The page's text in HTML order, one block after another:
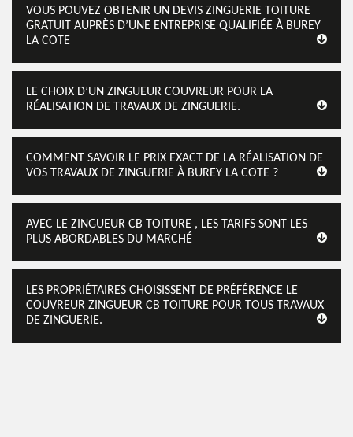
VOUS POUVEZ OBTENIR UN DEVIS ZINGUERIE TOITURE
GRATUIT AUPRÈS D’UNE ENTREPRISE QUALIFIÉE À BUREY
LA COTE
LE CHOIX D’UN ZINGUEUR COUVREUR POUR LA
RÉALISATION DE TRAVAUX DE ZINGUERIE.
COMMENT SAVOIR LE PRIX EXACT DE LA RÉALISATION DE
VOS TRAVAUX DE ZINGUERIE À BUREY LA COTE ?
AVEC LE ZINGUEUR CB TOITURE , LES TARIFS SONT LES
PLUS ABORDABLES DU MARCHÉ
LES PROPRIÉTAIRES CHOISISSENT DE PRÉFÉRENCE LE
COUVREUR ZINGUEUR CB TOITURE POUR TOUS TRAVAUX
DE ZINGUERIE.